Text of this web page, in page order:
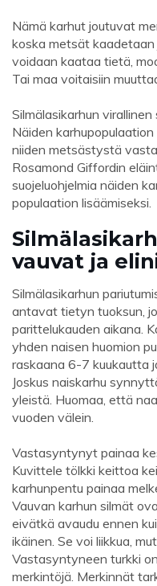
Nämä karhut joutuvat
koska metsät
voidaan kaataa tietä,
Tai maa voitaisiin
Silmälasikarhun
Näiden
niiden metsästystä
Rosamond Giffordin
suojeluohjelmia näiden
populaation lisäämiseksi.
vauvat ja
Silmälasikarhun
antavat tietyn tuoksun,
parittelukauden aikana.
yhden naisen huomion
raskaana 6-7 kuukautta
Joskus naiskarhu
yleistä. Huomaa, että
vuoden välein.
Vastasyntynyt painaa
Kuvittele tölkki keittoa
karhunpentu painaa
Vauvan karhun silmät
eivätkä avaudu ennen
ikäinen. Se voi liikkua,
Vastasyntyneen turkki
merkintöjä. Merkinnät